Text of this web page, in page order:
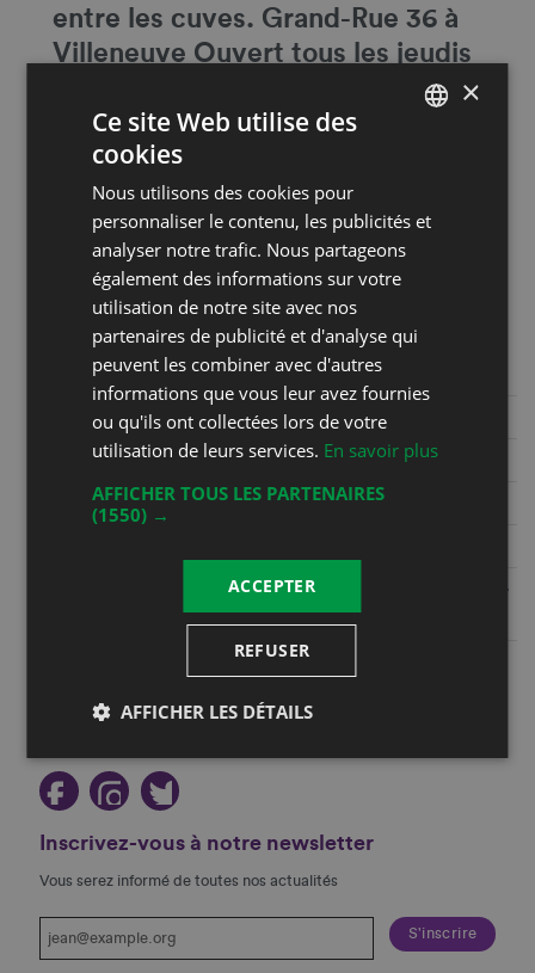
entre les cuves. Grand-Rue 36 à
Villeneuve Ouvert tous les jeudis
et vendredis de 16h30 à 20h et le
samedi de 9h30 à 12h30. Les
autres jours sur appel au 079 587
75 54
Coordonnées
Christophe Bertholet
Grand Rue 36
1844 Villeneuve
Phone +41 21 960 22 48
Mobile +41 79 587 75 54
https://www.cavebertholet.ch/bar-
a-vins---caveau.html
Restez au courant!
Inscrivez-vous à notre newsletter
Vous serez informé de toutes nos actualités
×
Ce site Web utilise des
cookies
Nous utilisons des cookies pour
personnaliser le contenu, les publicités et
analyser notre trafic. Nous partageons
également des informations sur votre
utilisation de notre site avec nos
partenaires de publicité et d'analyse qui
peuvent les combiner avec d'autres
informations que vous leur avez fournies
ou qu'ils ont collectées lors de votre
utilisation de leurs services. En savoir plus
AFFICHER TOUS LES PARTENAIRES
(1550) →
ACCEPTER
REFUSER
AFFICHER LES DÉTAILS